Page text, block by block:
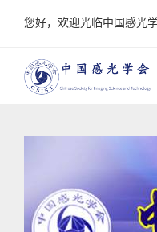
您好，欢迎光临中国感光学